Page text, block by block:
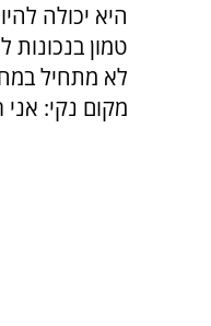
היא יכולה
טמון
לא מתחיל
מקום נקי: